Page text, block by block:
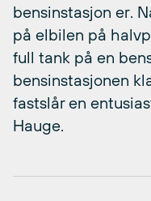
bensinstasjon er.
på elbilen på
full tank på en
bensinstasjonen
fastslår en
Hauge.